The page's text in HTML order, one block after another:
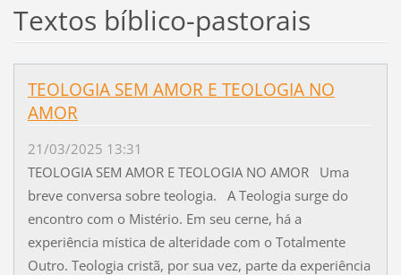
Textos bíblico-pastorais
TEOLOGIA SEM AMOR E TEOLOGIA NO
AMOR
21/03/2025 13:31
TEOLOGIA SEM AMOR E TEOLOGIA NO AMOR Uma
breve conversa sobre teologia. A Teologia surge do
encontro com o Mistério. Em seu cerne, há a
experiência mística de alteridade com o Totalmente
Outro. Teologia cristã, por sua vez, parte da experiência